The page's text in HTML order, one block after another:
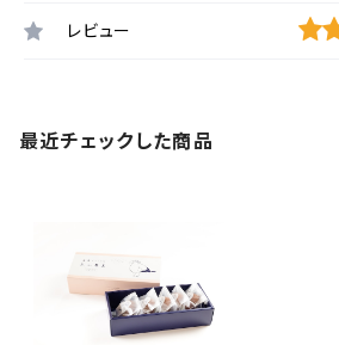
レビュー
最近チェックした商品